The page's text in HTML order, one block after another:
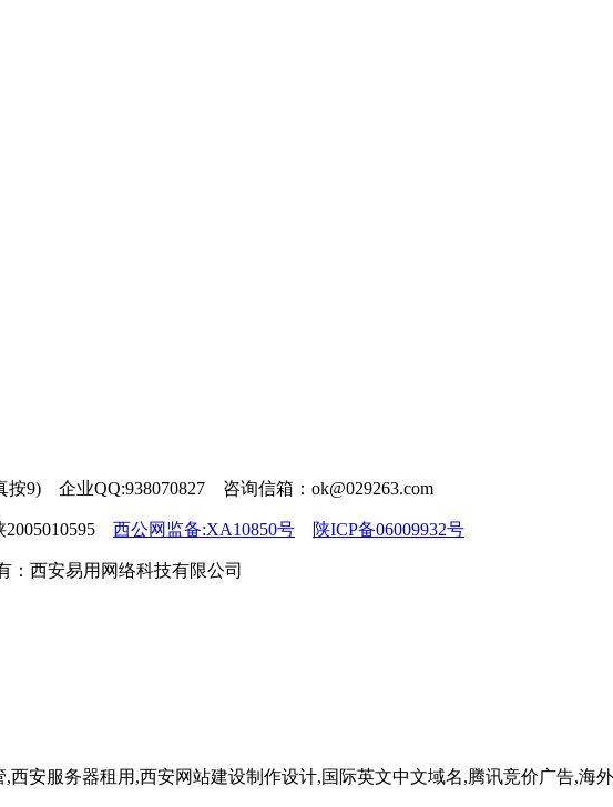
按9) 企业QQ:938070827 咨询信箱：ok@029263.com
2005010595 西公网监备:XA10850号 陕ICP备06009932号
：西安易用网络科技有限公司
安服务器租用,西安网站建设制作设计,国际英文中文域名,腾讯竞价广告,海